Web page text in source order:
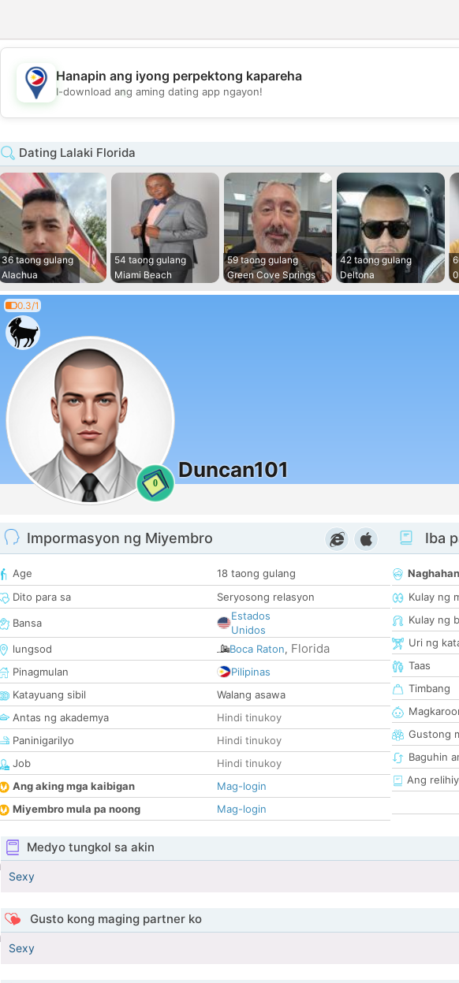
💖
💕
Hanapin ang iyong perpektong kapareha
I-download ang aming dating app ngayon!
Dating Lalaki Florida
36 taong gulang
Alachua
54 taong gulang
Miami Beach
59 taong gulang
Green Cove Springs
42 taong gulang
Deltona
0
0.3/1
0
Duncan101
Impormasyon ng Miyembro
Age
18 taong gulang
Dito para sa
Seryosong relasyon
Bansa
Estados
Unidos
lungsod
Boca Raton, Florida
Pinagmulan
Pilipinas
Katayuang sibil
Walang asawa
Antas ng akademya
Hindi tinukoy
Paninigarilyo
Hindi tinukoy
Job
Hindi tinukoy
Ang aking mga kaibigan
Mag-login
Miyembro mula pa noong
Mag-login
Iba
Kulay ng
Kulay ng
Uri ng
Taas
Timbang
Gustong
Baguhin
Ang
Medyo tungkol sa akin
Sexy
Gusto kong maging partner ko
Sexy